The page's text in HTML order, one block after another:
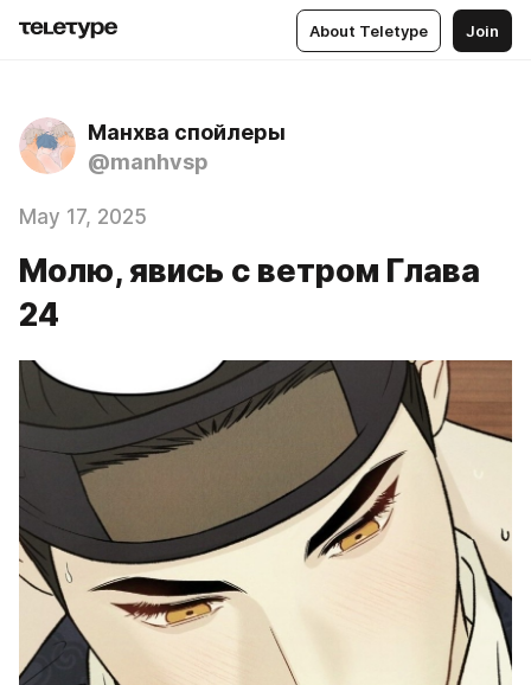
About Teletype Join
Манхва спойлеры
@manhvsp
May 17, 2025
Молю, явись с ветром Глава
24